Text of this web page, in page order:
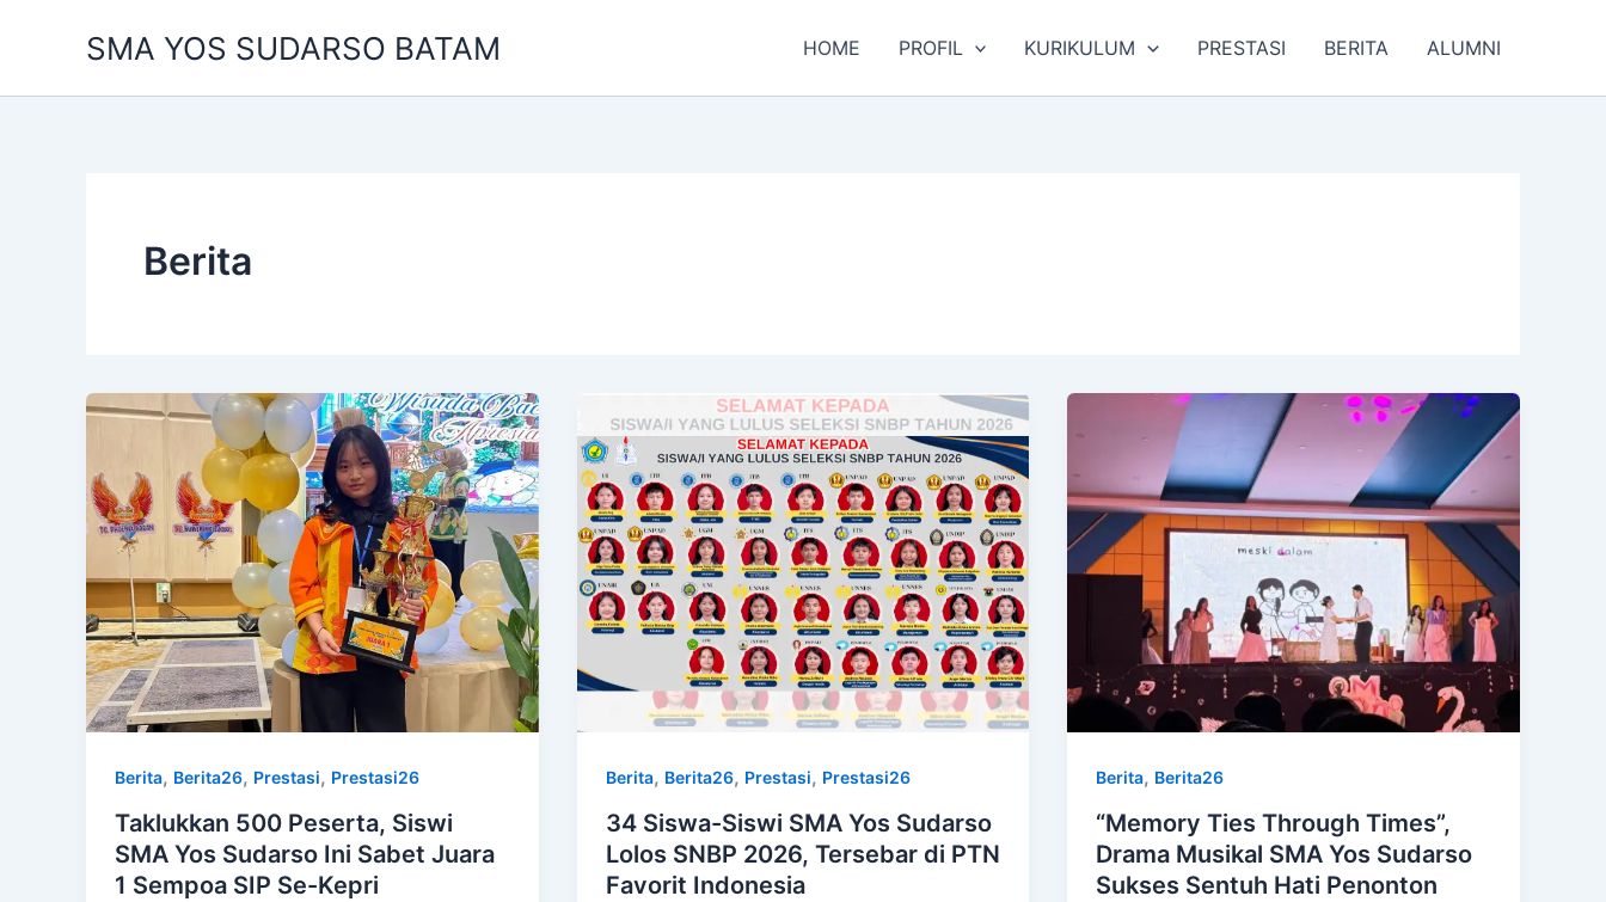
SMA YOS SUDARSO BATAM HOME PROFIL KURIKULUM PRESTASI BERITA ALUMNI
Berita
Berita, Berita26, Prestasi, Prestasi26
Taklukkan 500 Peserta, Siswi
SMA Yos Sudarso Ini Sabet Juara
1 Sempoa SIP Se-Kepri
Berita, Berita26, Prestasi, Prestasi26
34 Siswa-Siswi SMA Yos Sudarso
Lolos SNBP 2026, Tersebar di PTN
Favorit Indonesia
Berita, Berita26
“Memory Ties Through Times”,
Drama Musikal SMA Yos Sudarso
Sukses Sentuh Hati Penonton